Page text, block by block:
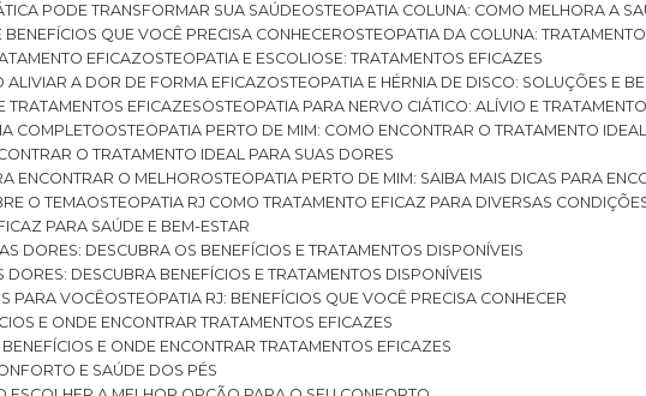
PODE TRANSFORMAR SUA SAÚDE
OSTEOPATIA COLUNA: COMO MELHORA A
BENEFÍCIOS QUE VOCÊ PRECISA CONHECER
OSTEOPATIA DA COLUNA:
EFICAZ
OSTEOPATIA E ESCOLIOSE: TRATAMENTOS EFICAZES
ALIVIAR A DOR DE FORMA EFICAZ
OSTEOPATIA E HÉRNIA DE DISCO: SOLUÇÕES E
TRATAMENTOS EFICAZES
OSTEOPATIA PARA NERVO CIÁTICO: ALÍVIO E TRATAMENTO
COMPLETO
OSTEOPATIA PERTO DE MIM: COMO ENCONTRAR O TRATAMENTO
O TRATAMENTO IDEAL PARA SUAS DORES
ENCONTRAR O MELHOR
OSTEOPATIA PERTO DE MIM: SAIBA MAIS DICAS PARA
O TEMA
OSTEOPATIA RJ COMO TRATAMENTO EFICAZ PARA DIVERSAS
PARA SAÚDE E BEM-ESTAR
DORES: DESCUBRA OS BENEFÍCIOS E TRATAMENTOS DISPONÍVEIS
DORES: DESCUBRA BENEFÍCIOS E TRATAMENTOS DISPONÍVEIS
PARA VOCÊ
OSTEOPATIA RJ: BENEFÍCIOS QUE VOCÊ PRECISA CONHECER
E ONDE ENCONTRAR TRATAMENTOS EFICAZES
BENEFÍCIOS E ONDE ENCONTRAR TRATAMENTOS EFICAZES
E SAÚDE DOS PÉS